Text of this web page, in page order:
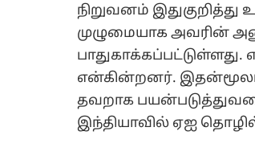
நிறுவனம் இதுகுறித்து
முழுமையாக அவரின்
பாதுகாக்கப்பட்டுள்ளது.
என்கின்றனர். இதன்மூலம்,
தவறாக
இந்தியாவில் ஏஐ